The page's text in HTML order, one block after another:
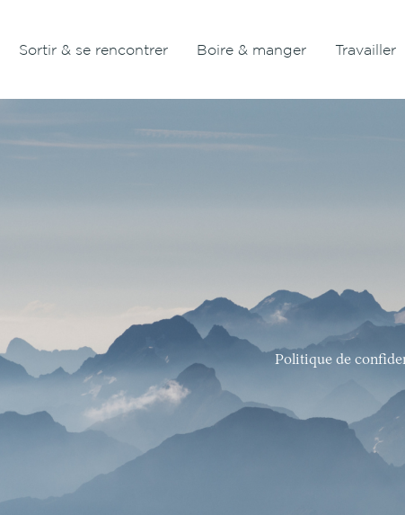
Sortir & se rencontrer Boire & manger Travailler
Politique de